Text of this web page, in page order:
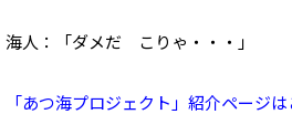
海人：「ダメだ こりゃ・・・」
「あつ海プロジェクト」紹介ページは